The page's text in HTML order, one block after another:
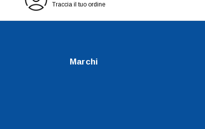
Traccia il tuo ordine
Marchi